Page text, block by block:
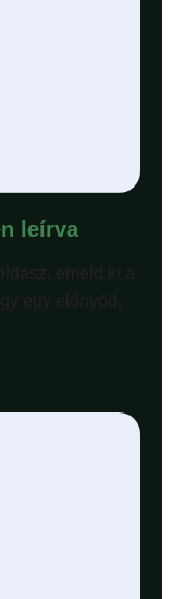
leírva
emeld ki a
egy előnyöd,